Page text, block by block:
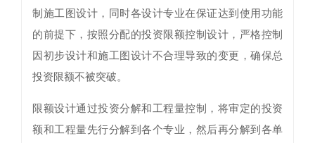
制施工图设计，同时各设计专业在保证达到使用功能
的前提下，按照分配的投资限额控制设计，严格控制
因初步设计和施工图设计不合理导致的变更，确保总
投资限额不被突破。
限额设计通过投资分解和工程量控制，将审定的投资
额和工程量先行分解到各个专业，然后再分解到各单